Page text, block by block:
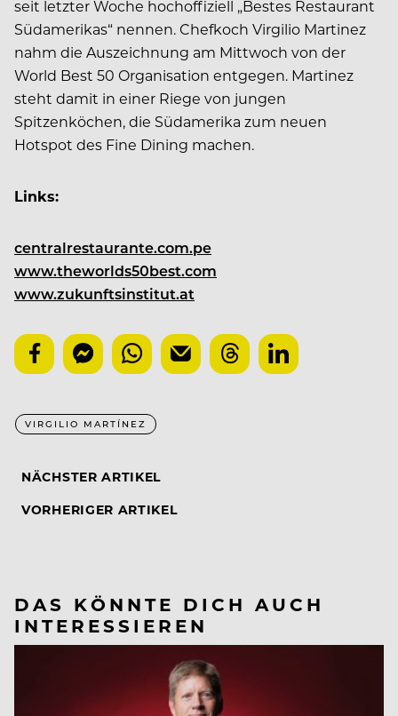
seit letzter Woche hochoffiziell „Bestes Restaurant
Südamerikas“ nennen. Chefkoch Virgilio Martinez
nahm die Auszeichnung am Mittwoch von der
World Best 50 Organisation entgegen. Martinez
steht damit in einer Riege von jungen
Spitzenköchen, die Südamerika zum neuen
Hotspot des Fine Dining machen.
Links:
centralrestaurante.com.pe
www.theworlds50best.com
www.zukunftsinstitut.at
VIRGILIO MARTÍNEZ
NÄCHSTER ARTIKEL
VORHERIGER ARTIKEL
DAS KÖNNTE DICH AUCH
INTERESSIEREN